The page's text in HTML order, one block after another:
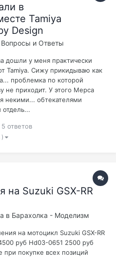
в
Tamiya
Design
Вопросы и Ответы
дошли у меня практически
Tamiya. Сижу прикидываю как
проблемка по которой
не приходит. У этого Мерса
некими... обтекателями
5 ответов
на Suzuki GSX-RR
в Барахолка - Моделизм
на мотоцикл Suzuki GSX-RR
руб Hd03-0651 2500 руб
при покупке всех позиций